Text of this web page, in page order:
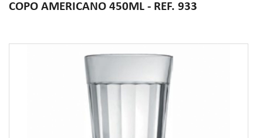
COPO AMERICANO 450ML - REF. 933